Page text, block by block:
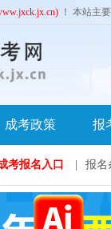
！ 本站主
成考政策 报
考报名入口 报名